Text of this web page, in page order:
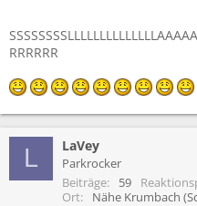
RRRRRR
L LaVey
Parkrocker
Beiträge
59
Ort
Nähe Krumbach